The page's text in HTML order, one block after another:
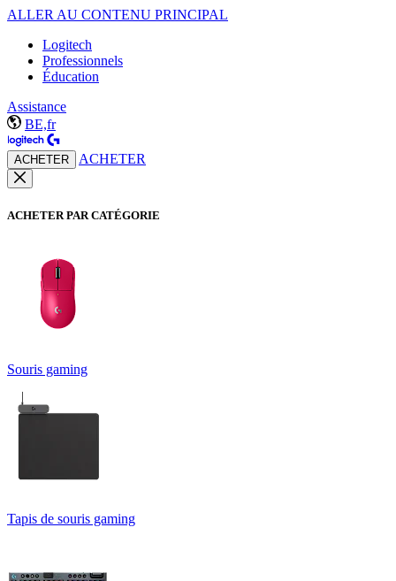
ALLER AU CONTENU PRINCIPAL
Logitech
Professionnels
Éducation
Assistance
BE,fr
ACHETER ACHETER
ACHETER PAR CATÉGORIE
Souris gaming
Tapis de souris gaming